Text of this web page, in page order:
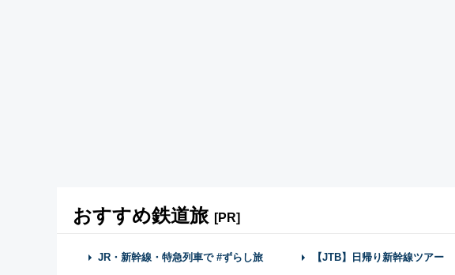
おすすめ鉄道旅 [PR]
JR・新幹線・特急列車で #ずらし旅 【JTB】日帰り新幹線ツアー